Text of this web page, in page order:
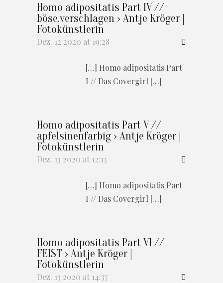
Homo adipositatis Part IV //
böse.verschlagen › Antje Kröger |
Fotokünstlerin
Dez. 12 2020 at 19:28
[…] Homo adipositatis Part
I // Das Covergirl […]
Homo adipositatis Part V //
apfelsinenfarbig › Antje Kröger |
Fotokünstlerin
Dez. 13 2020 at 12:13
[…] Homo adipositatis Part
I // Das Covergirl […]
Homo adipositatis Part VI //
FEIST › Antje Kröger |
Fotokünstlerin
Dez. 13 2020 at 14:37